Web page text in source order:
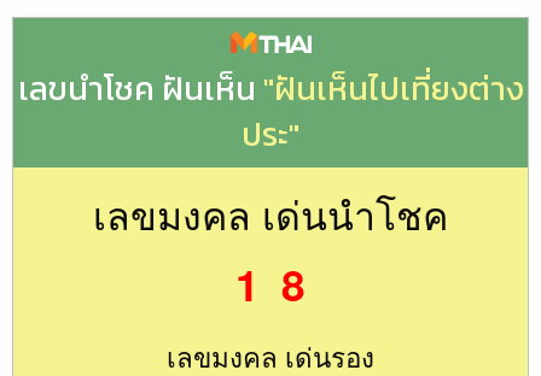
เลขนำโชค ฝันเห็น "ฝันเห็นไปเที่ยงต่าง
ประ"
เลขมงคล เด่นนำโชค
1 8
เลขมงคล เด่นรอง